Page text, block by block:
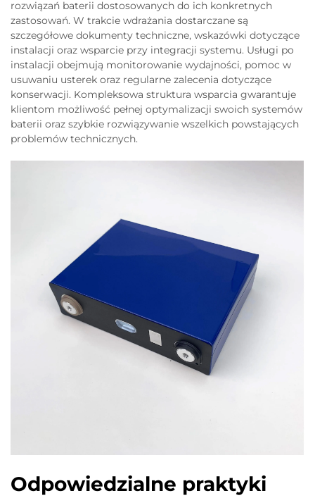
rozwiązań baterii dostosowanych do ich konkretnych
zastosowań. W trakcie wdrażania dostarczane są
szczegółowe dokumenty techniczne, wskazówki dotyczące
instalacji oraz wsparcie przy integracji systemu. Usługi po
instalacji obejmują monitorowanie wydajności, pomoc w
usuwaniu usterek oraz regularne zalecenia dotyczące
konserwacji. Kompleksowa struktura wsparcia gwarantuje
klientom możliwość pełnej optymalizacji swoich systemów
baterii oraz szybkie rozwiązywanie wszelkich powstających
problemów technicznych.
Odpowiedzialne praktyki